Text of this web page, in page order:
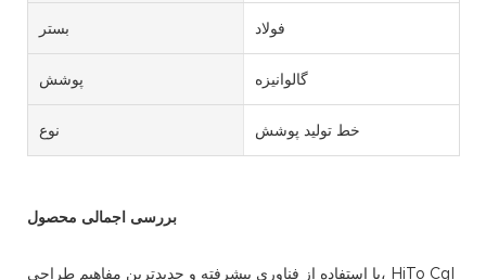
بستر فولاد
پوشش گالوانیزه
نوع خط تولید پوشش
بررسی اجمالی محصول
با استفاده از فناوری پیشرفته و جدیدترین مفاهیم طراحی، HiTo Cgl